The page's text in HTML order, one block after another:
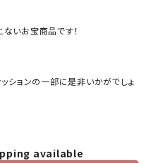
いお宝商品です！
ションの一部に是非いかがでしょ
available